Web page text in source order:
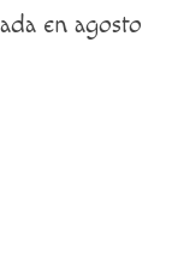
en agosto